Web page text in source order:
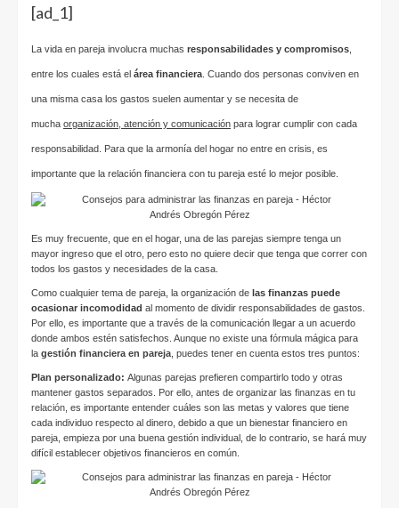
[ad_1]
La vida en pareja involucra muchas responsabilidades y compromisos
entre los cuales está el área financiera . Cuando dos personas conviven en
una misma casa los gastos suelen aumentar y se necesita de
mucha organización, atención y comunicación para lograr cumplir con cada
responsabilidad. Para que la armonía del hogar no entre en crisis, es
importante que la relación financiera con tu pareja esté lo mejor posible.
Es muy frecuente, que en el hogar, una de las parejas siempre tenga un
mayor ingreso que el otro, pero esto no quiere decir que tenga que correr con
todos los gastos y necesidades de la casa.
Como cualquier tema de pareja, la organización de las finanzas puede
ocasionar incomodidad al momento de dividir responsabilidades de gastos.
Por ello, es importante que a través de la comunicación llegar a un acuerdo
donde ambos estén satisfechos. Aunque no existe una fórmula mágica para
la gestión financiera en pareja , puedes tener en cuenta estos tres puntos:
Plan personalizado: Algunas parejas prefieren compartirlo todo y otras
mantener gastos separados. Por ello, antes de organizar las finanzas en tu
relación , es importante entender cuáles son las metas y valores que tiene
cada individuo respecto al dinero, debido a que un bienestar financiero en
pareja, empieza por una buena gestión individual, de lo contrario, se hará muy
difícil establecer objetivos financieros en común.